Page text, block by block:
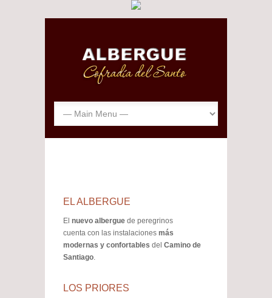
EL ALBERGUE
El nuevo albergue de peregrinos
cuenta con las instalaciones más
modernas y confortables del Camino de
Santiago.
LOS PRIORES